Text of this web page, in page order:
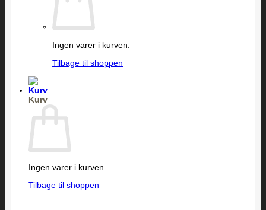
Ingen varer i kurven.
Tilbage til shoppen
Kurv
Ingen varer i kurven.
Tilbage til shoppen